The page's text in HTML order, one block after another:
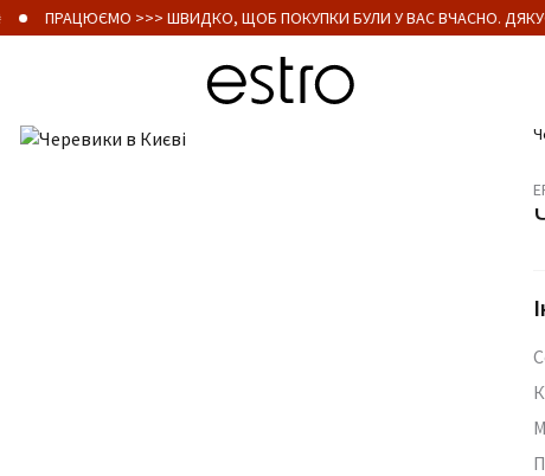
ПРАЦЮЄМО >>> ШВИДКО, ЩОБ ПОКУПКИ БУЛИ У ВАС ВЧАСНО.